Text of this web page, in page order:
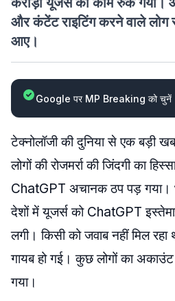
और कंटेंट राइटिंग करने वाले लोग
आए।
Google पर MP Breaking को चुनें
टेक्नोलॉजी की दुनिया से एक बड़ी
लोगों की रोजमर्रा की जिंदगी का
ChatGPT अचानक ठप पड़ गया।
देशों में यूजर्स को ChatGPT
लगी। किसी को जवाब नहीं मिल रहा
गायब हो गई। कुछ लोगों का
गया।